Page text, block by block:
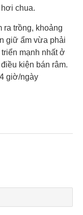
chua.
ra trồng, khoảng
giữ ẩm vừa phải
mạnh nhất ở
kiện bán râm.
giờ/ngày